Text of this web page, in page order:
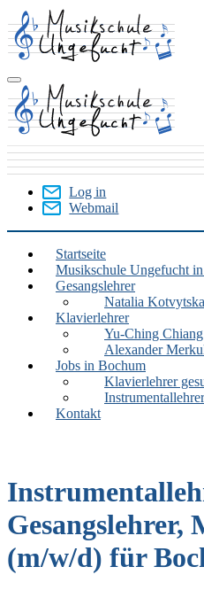
Skip
to
main
content
User
Menu
Log in
Webmail
Bochum
Startseite
Musikschule Ungefucht
Gesangslehrer
Natalia Kotvytska
Klavierlehrer
Yu-Ching Chiang
Alexander
Jobs in Bochum
Klavierlehrer
Kontakt
Gesangslehrer,
(m/w/d) für